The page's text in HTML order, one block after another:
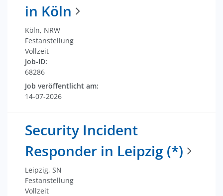
in Köln
Köln, NRW
Festanstellung
Vollzeit
Job-ID:
68286
Job veröffentlicht am:
14-07-2026
Security Incident
Responder in Leipzig (*)
Leipzig, SN
Festanstellung
Vollzeit